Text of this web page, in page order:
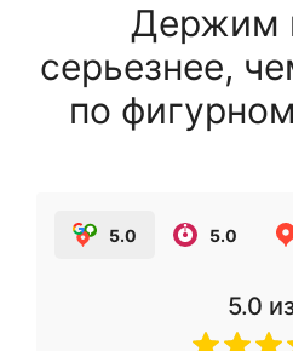
Держим
серьезнее,
по
5.0 5.0
5.0